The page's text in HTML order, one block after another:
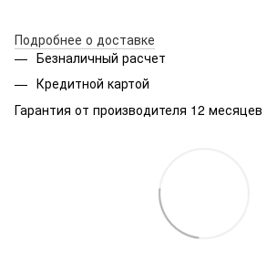
Подробнее о доставке
Безналичный расчет
Кредитной картой
Гарантия от производителя 12 месяцев